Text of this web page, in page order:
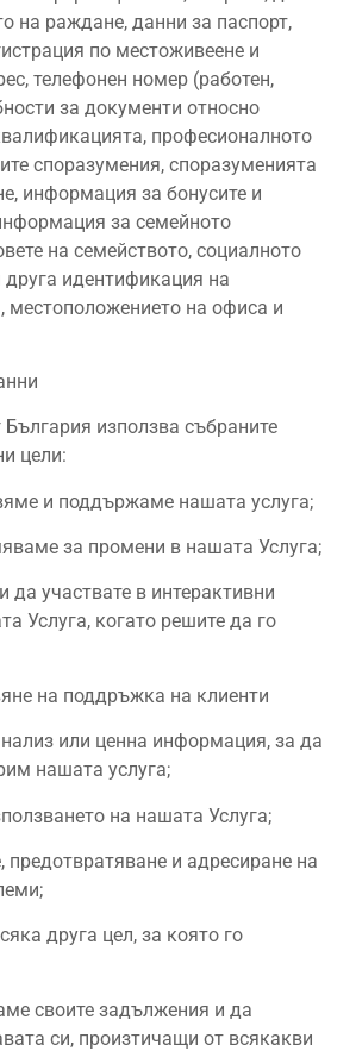
на раждане, данни за паспорт,
по местоживеене и
телефонен номер (работен,
за документи относно
професионалното
споразумения, споразуменията
информация за бонусите и
за семейното
на семейството, социалното
друга идентификация на
местоположението на офиса и
използва събраните
цели:
и поддържаме нашата услуга;
за промени в нашата Услуга;
да участвате в интерактивни
Услуга, когато решите да го
на поддръжка на клиенти
или ценна информация, за да
нашата услуга;
на нашата Услуга;
предотвратяване и адресиране на
друга цел, за която го
своите задължения и да
си, произтичащи от всякакви